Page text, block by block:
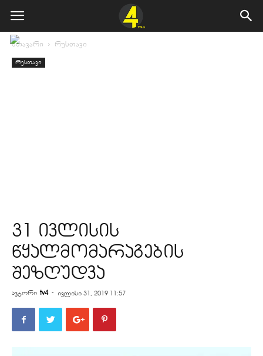
მთავარი რუსთავი
რუსთავი
31 ივლისის
წყალმომარაგების
შეზღუდვა
ავტორი tv4 - ივლისი 31, 2019 11:57